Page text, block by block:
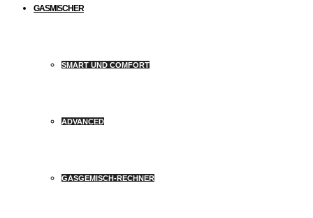
GASMISCHER
SMART UND COMFORT
ADVANCED
GASGEMISCH-RECHNER